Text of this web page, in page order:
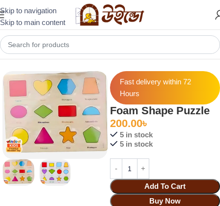
Skip to navigation
Skip to main content
Home Others
Fast delivery within 72
Hours
Foam Shape Puzzle
200.00৳
5 in stock
5 in stock
Add To Cart
Buy Now